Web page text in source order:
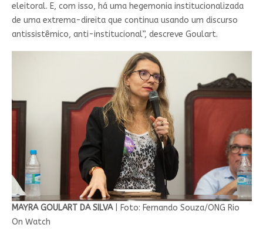
eleitoral. E, com isso, há uma hegemonia institucionalizada
de uma extrema-direita que continua usando um discurso
antissistêmico, anti-institucional”, descreve Goulart.
MAYRA GOULART DA SILVA| Foto: Fernando Souza/ONG Rio
On Watch